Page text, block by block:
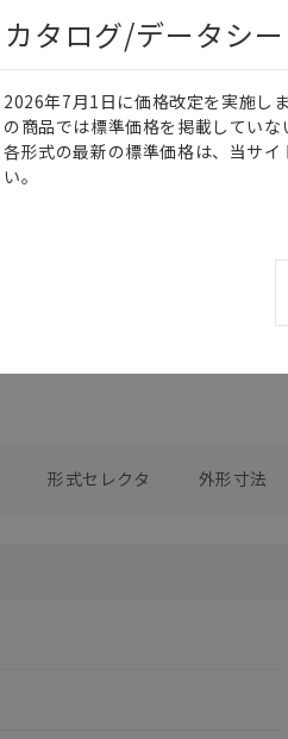
このカタログを選択
カタログ 日本語
0 選
形式セレクタ 外形寸法
カタログ/データシ
2026年7月1日に価格改定を実施し
の商品では標準価格を掲載していな
各形式の最新の標準価格は、当サ
い。